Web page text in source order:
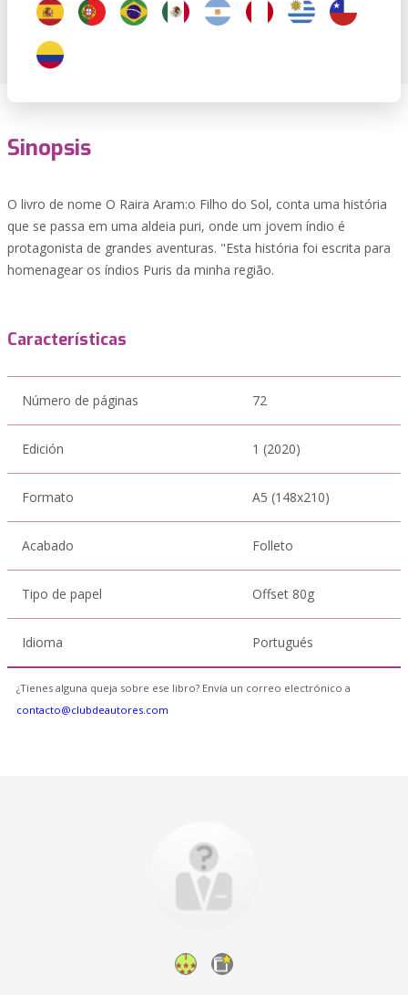
Sinopsis
O livro de nome O Raira Aram:o Filho do Sol, conta uma história
que se passa em uma aldeia puri, onde um jovem índio é
protagonista de grandes aventuras. "Esta história foi escrita para
homenagear os índios Puris da minha região.
Características
Número de páginas 72
Edición 1 (2020)
Formato A5 (148x210)
Acabado Folleto
Tipo de papel Offset 80g
Idioma Portugués
¿Tienes alguna queja sobre ese libro? Envía un correo electrónico a
contacto@clubdeautores.com